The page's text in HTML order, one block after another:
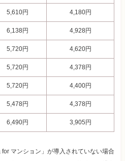
5,610円 4,180円
6,138円 4,928円
5,720円 4,620円
5,720円 4,378円
5,720円 4,400円
5,478円 4,378円
6,490円 3,905円
マンション」が導入されていない場合